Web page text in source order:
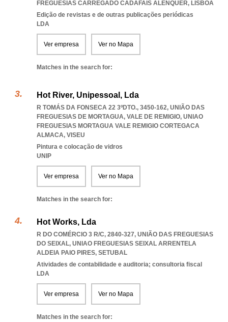
FREGUESIAS CARREGADO CADAFAIS ALENQUER, LISBOA
Edição de revistas e de outras publicações periódicas
LDA
Ver empresa Ver no Mapa
Matches in the search for:
Hot River, Unipessoal, Lda
R TOMÁS DA FONSECA 22 3ºDTO., 3450-162, UNIÃO DAS
FREGUESIAS DE MORTAGUA, VALE DE REMIGIO, UNIAO
FREGUESIAS MORTAGUA VALE REMIGIO CORTEGACA
ALMACA, VISEU
Pintura e colocação de vidros
UNIP
Ver empresa Ver no Mapa
Matches in the search for:
Hot Works, Lda
R DO COMÉRCIO 3 R/C, 2840-327, UNIÃO DAS FREGUESIAS
DO SEIXAL, UNIAO FREGUESIAS SEIXAL ARRENTELA
ALDEIA PAIO PIRES, SETUBAL
Atividades de contabilidade e auditoria; consultoria fiscal
LDA
Ver empresa Ver no Mapa
Matches in the search for: